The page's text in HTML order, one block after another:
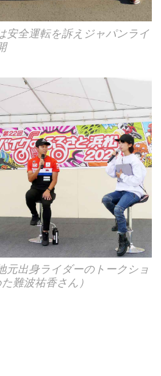
安全運転を訴えジャパンライ
元出身ライダーのトークショ
難波祐香さん）